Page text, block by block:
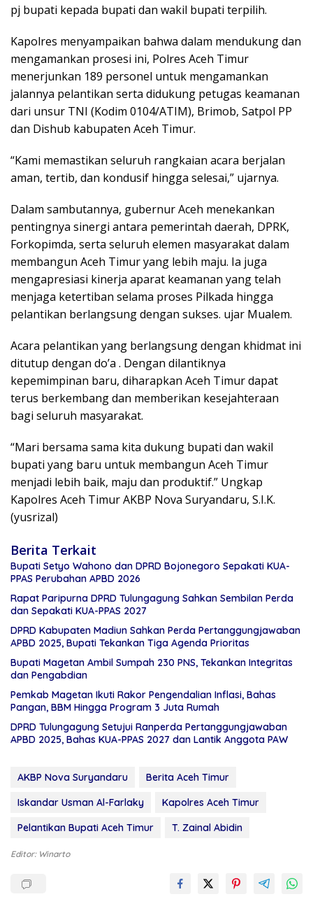
pj bupati kepada bupati dan wakil bupati terpilih.
Kapolres menyampaikan bahwa dalam mendukung dan
mengamankan prosesi ini, Polres Aceh Timur
menerjunkan 189 personel untuk mengamankan
jalannya pelantikan serta didukung petugas keamanan
dari unsur TNI (Kodim 0104/ATIM), Brimob, Satpol PP
dan Dishub kabupaten Aceh Timur.
“Kami memastikan seluruh rangkaian acara berjalan
aman, tertib, dan kondusif hingga selesai,” ujarnya.
Dalam sambutannya, gubernur Aceh menekankan
pentingnya sinergi antara pemerintah daerah, DPRK,
Forkopimda, serta seluruh elemen masyarakat dalam
membangun Aceh Timur yang lebih maju. Ia juga
mengapresiasi kinerja aparat keamanan yang telah
menjaga ketertiban selama proses Pilkada hingga
pelantikan berlangsung dengan sukses. ujar Mualem.
Acara pelantikan yang berlangsung dengan khidmat ini
ditutup dengan do’a . Dengan dilantiknya
kepemimpinan baru, diharapkan Aceh Timur dapat
terus berkembang dan memberikan kesejahteraan
bagi seluruh masyarakat.
“Mari bersama sama kita dukung bupati dan wakil
bupati yang baru untuk membangun Aceh Timur
menjadi lebih baik, maju dan produktif.” Ungkap
Kapolres Aceh Timur AKBP Nova Suryandaru, S.I.K.
(yusrizal)
Berita Terkait
Bupati Setyo Wahono dan DPRD Bojonegoro Sepakati KUA-
PPAS Perubahan APBD 2026
Rapat Paripurna DPRD Tulungagung Sahkan Sembilan Perda
dan Sepakati KUA-PPAS 2027
DPRD Kabupaten Madiun Sahkan Perda Pertanggungjawaban
APBD 2025, Bupati Tekankan Tiga Agenda Prioritas
Bupati Magetan Ambil Sumpah 230 PNS, Tekankan Integritas
dan Pengabdian
Pemkab Magetan Ikuti Rakor Pengendalian Inflasi, Bahas
Pangan, BBM Hingga Program 3 Juta Rumah
DPRD Tulungagung Setujui Ranperda Pertanggungjawaban
APBD 2025, Bahas KUA-PPAS 2027 dan Lantik Anggota PAW
AKBP Nova Suryandaru
Berita Aceh Timur
Iskandar Usman Al-Farlaky
Kapolres Aceh Timur
Pelantikan Bupati Aceh Timur
T. Zainal Abidin
Editor: Winarto